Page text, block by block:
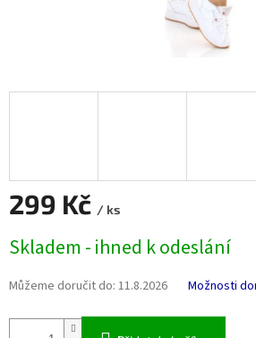
299 Kč / ks
cena:
Skladem - ihned k odeslání
Můžeme doručit do: 11.8.2026 Možnosti